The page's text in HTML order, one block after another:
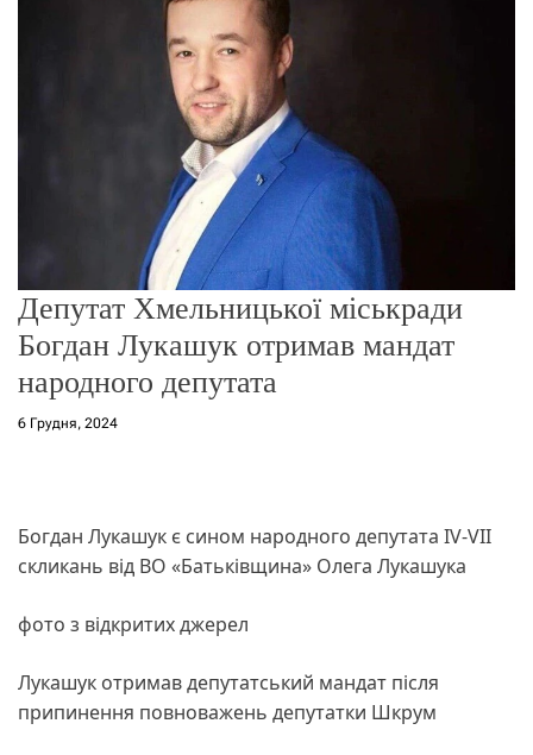
Депутат Хмельницької міськради
Богдан Лукашук отримав мандат
народного депутата
6 Грудня, 2024
Богдан Лукашук є сином народного депутата IV-VII
скликань від ВО «Батьківщина» Олега Лукашука
фото з відкритих джерел
Лукашук отримав депутатський мандат після
припинення повноважень депутатки Шкрум